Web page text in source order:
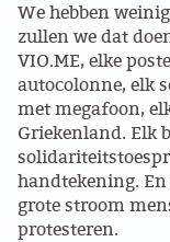
LINKS
LABOUR RIGHTS
FACEBOOK
INSTAGRAM
We hebben
zullen we dat
VIO.ME, elke
autocolonne, elk
met megafoon,
Griekenland. Elk
handtekening.
grote stroom
protesteren.